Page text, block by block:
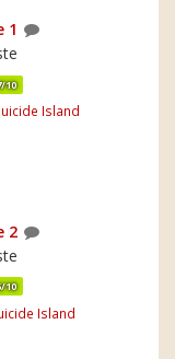
1
10
Island
2
10
Island